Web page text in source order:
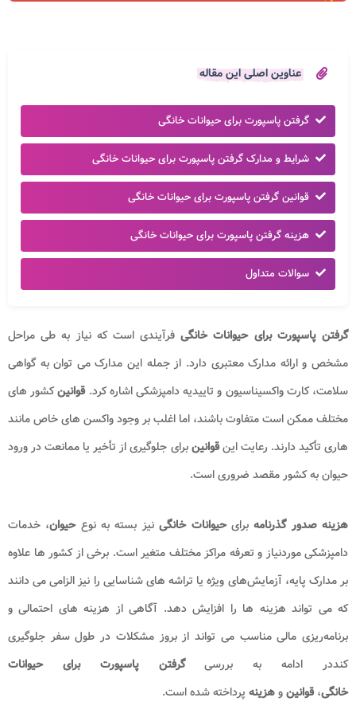
عناوین اصلی این مقاله
گرفتن پاسپورت برای حیوانات خانگی
شرایط و مدارک گرفتن پاسپورت برای حیوانات خانگی
قوانین گرفتن پاسپورت برای حیوانات خانگی
هزینه گرفتن پاسپورت برای حیوانات خانگی
سوالات متداول
گرفتن پاسپورت برای حیوانات خانگیفرآیندی است که نیاز به طی مراحل
مشخص و ارائه مدارک معتبری دارد. از جمله این مدارک می‌ توان به گواهی
سلامت، کارت واکسیناسیون و تاییدیه دامپزشکی اشاره کرد.قوانینکشور های
مختلف ممکن است متفاوت باشند، اما اغلب بر وجود واکسن‌ های خاص مانند
هاری تأکید دارند. رعایت اینقوانینبرای جلوگیری از تأخیر یا ممانعت در ورود
حیوان به کشور مقصد ضروری است.
هزینه صدور گذرنامهبرایحیوانات خانگینیز بسته به نوعحیوان، خدمات
دامپزشکی موردنیاز و تعرفه مراکز مختلف متغیر است. برخی از کشور ها علاوه
بر مدارک پایه، آزمایش‌های ویژه یا تراشه‌ های شناسایی را نیز الزامی می‌ دانند
که می‌ تواند هزینه‌ ها را افزایش دهد. آگاهی از هزینه‌ های احتمالی و
برنامه‌ریزی مالی مناسب می‌ تواند از بروز مشکلات در طول سفر جلوگیری
کنددر ادامه به بررسیگرفتن پاسپورت برای حیوانات
خانگی،قوانینوهزینه پرداخته شده است.